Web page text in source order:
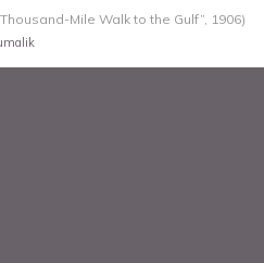
Thousand-Mile Walk to the Gulf”, 1906)